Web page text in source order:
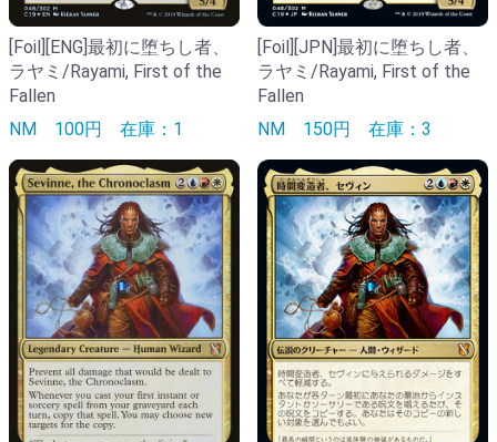
[Foil][ENG]最初に堕ちし者、
ラヤミ/Rayami, First of the
Fallen
NM 100円 在庫：1
[Foil][JPN]最初に堕ちし者、
ラヤミ/Rayami, First of the
Fallen
NM 150円 在庫：3